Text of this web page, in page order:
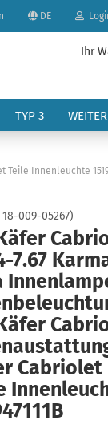
DE
Ihr
TYP 3
Innenleuchte
18-009-05267)
7.67
Cabriolet